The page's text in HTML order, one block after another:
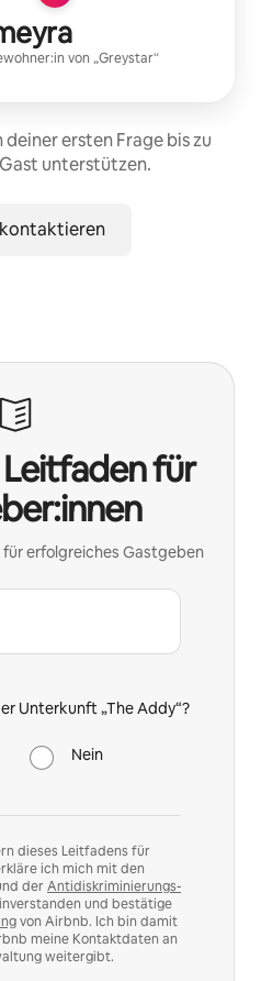
von „Greystar“
ersten Frage bis zu
unterstützen.
für
erfolgreiches Gastgeben
Unterkunft „The Addy“?
Nein
dieses Leitfadens für
ich mich mit den
der Antidiskriminierungs-
und bestätige
von Airbnb. Ich bin damit
meine Kontaktdaten an
weitergibt.